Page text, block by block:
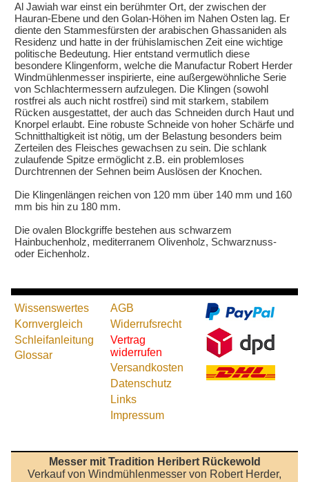
Al Jawiah war einst ein berühmter Ort, der zwischen der
Hauran-Ebene und den Golan-Höhen im Nahen Osten lag. Er
diente den Stammesfürsten der arabischen Ghassaniden als
Residenz und hatte in der frühislamischen Zeit eine wichtige
politische Bedeutung. Hier entstand vermutlich diese
besondere Klingenform, welche die Manufactur Robert Herder
Windmühlenmesser inspirierte, eine außergewöhnliche Serie
von Schlachtermessern aufzulegen. Die Klingen (sowohl
rostfrei als auch nicht rostfrei) sind mit starkem, stabilem
Rücken ausgestattet, der auch das Schneiden durch Haut und
Knorpel erlaubt. Eine robuste Schneide von hoher Schärfe und
Schnitthaltigkeit ist nötig, um der Belastung besonders beim
Zerteilen des Fleisches gewachsen zu sein. Die schlank
zulaufende Spitze ermöglicht z.B. ein problemloses
Durchtrennen der Sehnen beim Auslösen der Knochen.
Die Klingenlängen reichen von 120 mm über 140 mm und 160
mm bis hin zu 180 mm.
Die ovalen Blockgriffe bestehen aus schwarzem
Hainbuchenholz, mediterranem Olivenholz, Schwarznuss-
oder Eichenholz.
Wissenswertes
Kornvergleich
Schleifanleitung
Glossar
AGB
Widerrufsrecht
Vertrag
widerrufen
Versandkosten
Datenschutz
Links
Impressum
Messer mit Tradition Heribert Rückewold
Verkauf von Windmühlenmesser von Robert Herder,